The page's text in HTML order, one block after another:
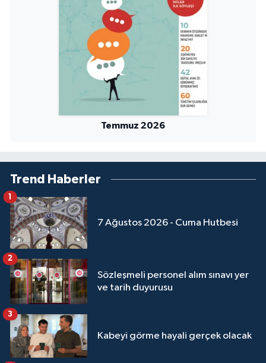
Temmuz 2026
Trend Haberler
7 Ağustos 2026 - Cuma Hutbesi
1
Sözleşmeli personel alım sınavı yer
ve tarih duyurusu
2
Kabeyi görme hayali gerçek olacak
3